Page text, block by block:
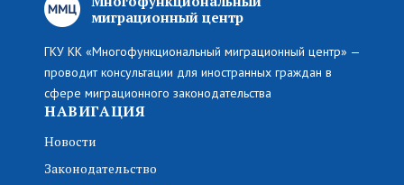
миграционный центр
ГКУ КК «Многофункциональный миграционный центр» —
проводит консультации для иностранных граждан в
сфере миграционного законодательства
НАВИГАЦИЯ
Новости
Законодательство